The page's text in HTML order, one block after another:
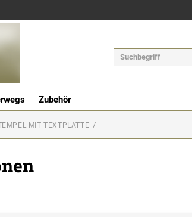
Zubehör
MIT TEXTPLATTE